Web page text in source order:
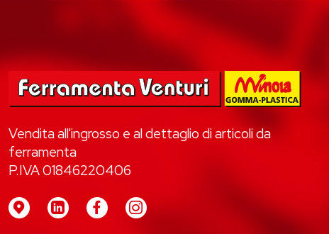
Vendita all'ingrosso e al dettaglio di articoli da
ferramenta
P.IVA 01846220406